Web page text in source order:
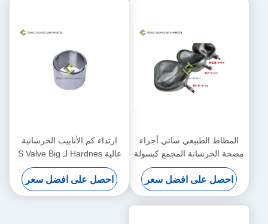
المطاط الطبيعي ساني أجزاء
مضخة الخرسانة المجمع كبسولة
احصل على افضل سعر
ارتداء كم الأنابيب الخرسانية
عالية Hardnes لـ S Valve Big
End
احصل على افضل سعر